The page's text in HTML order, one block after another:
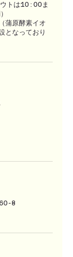
トは10:00ま
蒲原酵素イオ
となっており
8